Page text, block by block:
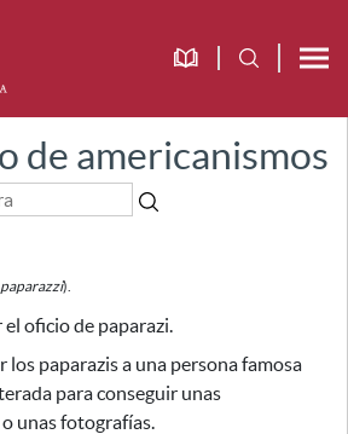
de americanismos
paparazzi).
el oficio de paparazi.
los paparazis a una persona famosa
para conseguir unas
unas fotografías.